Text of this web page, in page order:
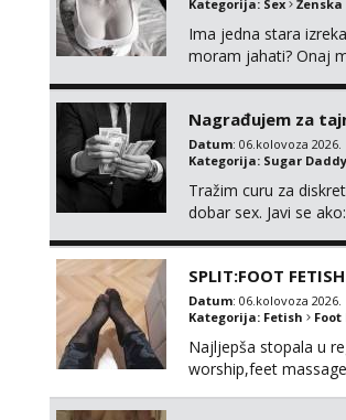
Kategorija: Sex
Ima jedna stara
moram jahati? Onaj
Nagrađujem za
Datum: 06.kolovoza 2026.
Kategorija: Sugar Daddy
Tražim curu za
dobar sex. Javi se
SPLIT:FOOT
Datum: 06.kolovoza 2026.
Kategorija: Fetish Foot
Najljepša stopala u
worship,feet